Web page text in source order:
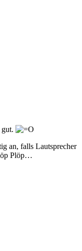
an, falls Lautsprecher
Plöp…